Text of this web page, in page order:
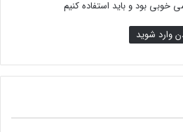
:
خوبی بود و باید استفاده کنیم
وارد شوید